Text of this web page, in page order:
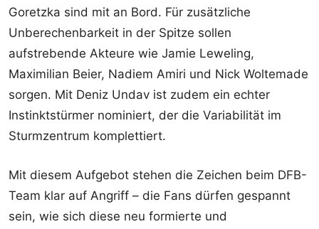
Goretzka sind mit an Bord. Für zusätzliche
Unberechenbarkeit in der Spitze sollen
aufstrebende Akteure wie Jamie Leweling,
Maximilian Beier, Nadiem Amiri und Nick Woltemade
sorgen. Mit Deniz Undav ist zudem ein echter
Instinktstürmer nominiert, der die Variabilität im
Sturmzentrum komplettiert.
Mit diesem Aufgebot stehen die Zeichen beim DFB-
Team klar auf Angriff – die Fans dürfen gespannt
sein, wie sich diese neu formierte und